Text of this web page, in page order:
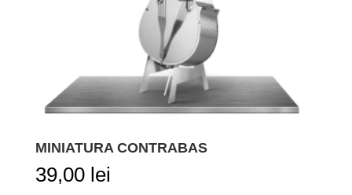
MINIATURA CONTRABAS
39,00 lei